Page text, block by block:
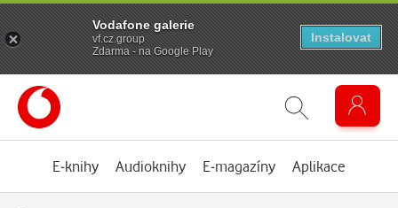
E-knihy Audioknihy E-magazíny Aplikace
Vodafone galerie
vf.cz.group
Zdarma - na Google Play
Instalovat